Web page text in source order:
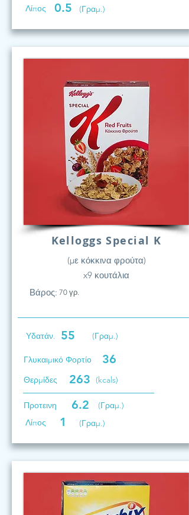
Λίπος
0.5 (Γραμ.)
Kelloggs Special K
(με κόκκινα φρούτα)
x9 κουτάλια
Βάρος: 70 γρ.
Υδατάν. 55 (Γραμ.)
Γλυκαιμικό Φορτίο 36
Θερμίδες 263 (kcals)
Προτεινη 6.2
(Γραμ.)
Λίπος
1 (Γραμ.)